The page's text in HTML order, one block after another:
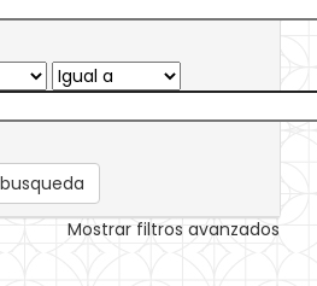
Mostrar filtros avanzados